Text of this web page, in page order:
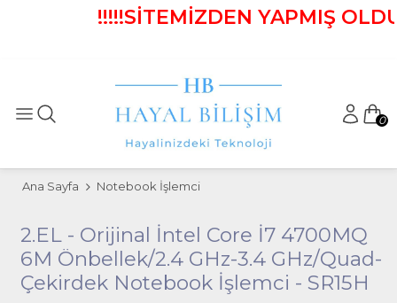
!!!!!SİTEMİZDEN YAPMIŞ
0
Ana Sayfa Notebook İşlemci
2.EL - Orijinal İntel Core İ7 4700MQ
6M Önbellek/2.4 GHz-3.4 GHz/Quad-
Çekirdek Notebook İşlemci - SR15H